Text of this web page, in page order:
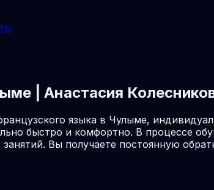
| Анастасия
языка в Чулыме,
быстро и комфортно. В процессе
Вы получаете постоянную